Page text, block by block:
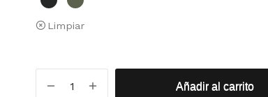
Limpiar
Añadir al carrito